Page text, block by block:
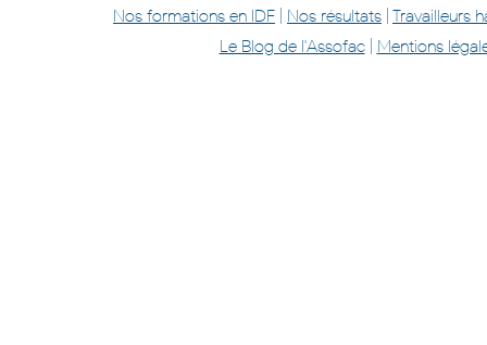
Nos formations en IDF
Nos résultats Travailleurs
Le Blog de l'Assofac
Mentions